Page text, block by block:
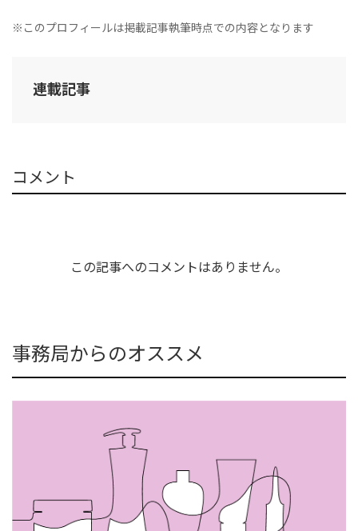
※このプロフィールは掲載記事執筆時点での内容となります
連載記事
コメント
この記事へのコメントはありません。
事務局からのオススメ